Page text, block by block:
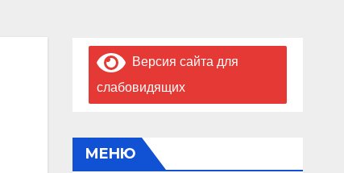
Версия сайта для
слабовидящих
МЕНЮ